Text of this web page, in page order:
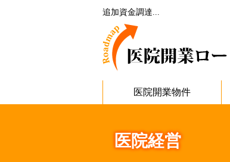
追加資金調達...
医院開業物件
医院経営